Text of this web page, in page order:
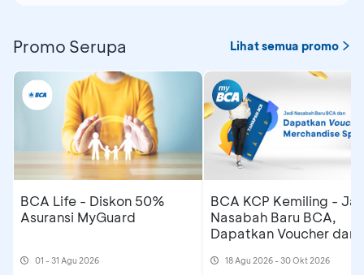
Promo Serupa Lihat semua promo
BCA Life - Diskon 50%
Asuransi MyGuard
01 - 31 Agu 2026
BCA KCP Kemiling -
Nasabah Baru BCA,
Dapatkan Voucher dan
18 Agu 2026 - 30 Okt 2026